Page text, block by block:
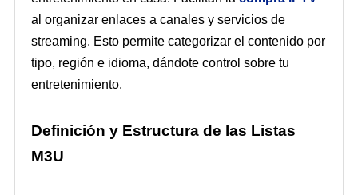
al organizar enlaces a canales y servicios de
streaming. Esto permite categorizar el contenido por
tipo, región e idioma, dándote control sobre tu
entretenimiento.
Definición y Estructura de las Listas
M3U